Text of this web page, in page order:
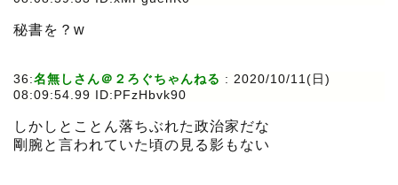
秘書を？w
36:名無しさん＠２ろぐちゃんねる : 2020/10/11(日)
08:09:54.99 ID:PFzHbvk90
しかしとことん落ちぶれた政治家だな
剛腕と言われていた頃の見る影もない